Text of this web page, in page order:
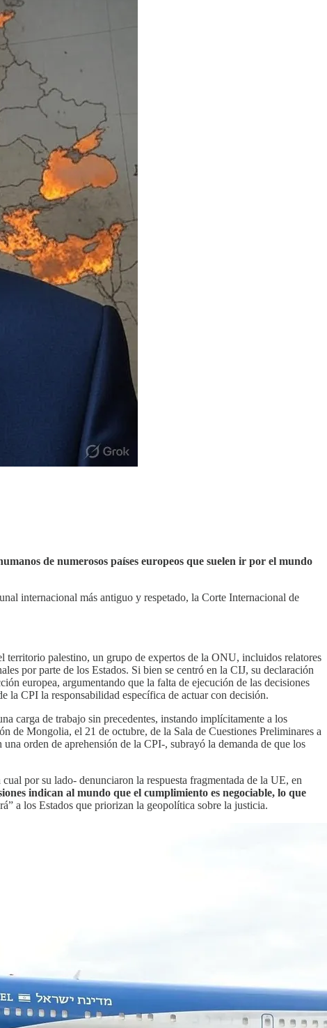
de numerosos países europeos que suelen ir por el mundo
internacional más antiguo y respetado, la Corte Internacional de
territorio palestino, un grupo de expertos de la ONU, incluidos relatores
por parte de los Estados. Si bien se centró en la CIJ, su declaración
europea, argumentando que la falta de ejecución de las decisiones
la CPI la responsabilidad específica de actuar con decisión.
carga de trabajo sin precedentes, instando implícitamente a los
de Mongolia, el 21 de octubre, de la Sala de Cuestiones Preliminares a
orden de aprehensión de la CPI-, subrayó la demanda de que los
por su lado- denunciaron la respuesta fragmentada de la UE, en
indican al mundo que el cumplimiento es negociable, lo que
a los Estados que priorizan la geopolítica sobre la justicia.